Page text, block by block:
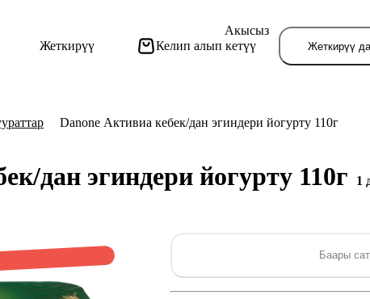
Жеткирүү Келип алып кетүү
Акысыз
Жеткирүү
Danone Активиа кебек/дан эгиндери йогурту 110г
дан эгиндери йогурту 110г 1
Баары